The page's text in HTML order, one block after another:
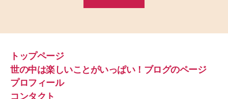
トップページ
世の中は楽しいことがいっぱい！ブログのページ
プロフィール
コンタクト